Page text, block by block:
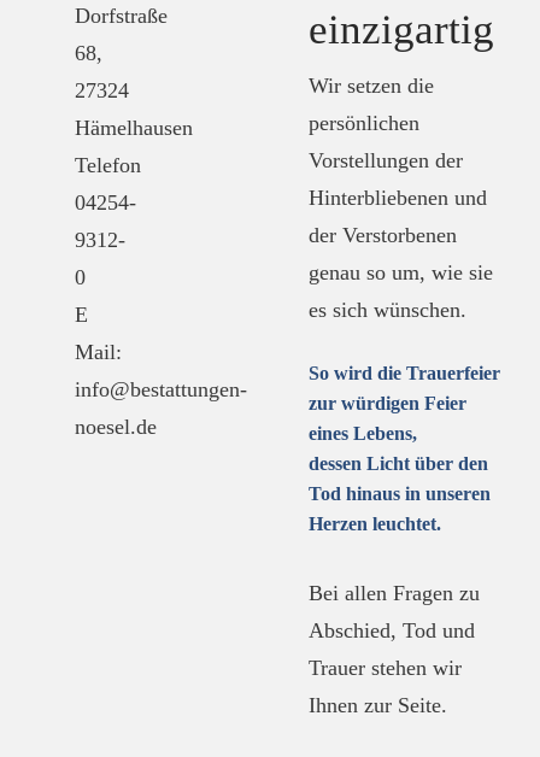
Dorfstraße
68,
27324
Hämelhausen
Telefon
04254-
9312-
0
E
Mail:
info@bestattungen-
noesel.de
einzigartig
Wir setzen die
persönlichen
Vorstellungen der
Hinterbliebenen und
der Verstorbenen
genau so um, wie sie
es sich wünschen.
So wird die Trauerfeier
zur würdigen Feier
eines Lebens,
dessen Licht über den
Tod hinaus in unseren
Herzen leuchtet.
Bei allen Fragen zu
Abschied, Tod und
Trauer stehen wir
Ihnen zur Seite.